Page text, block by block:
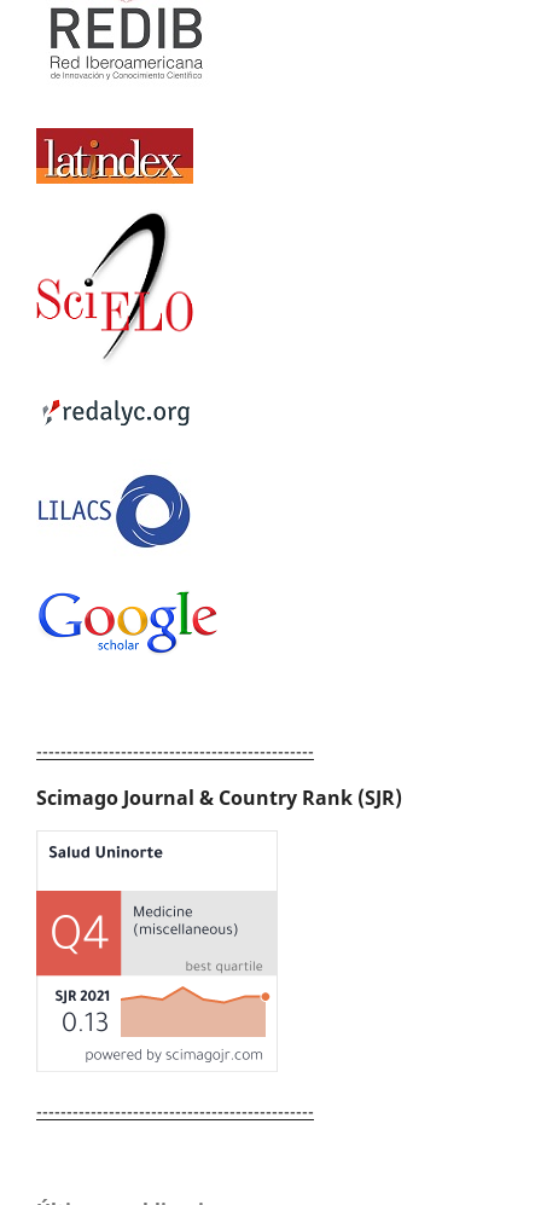
----------------------------------------------
Scimago Journal & Country Rank (SJR)
----------------------------------------------